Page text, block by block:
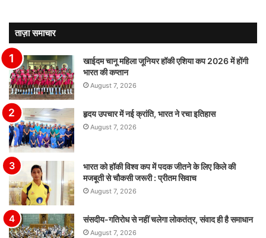
ताज़ा समाचार
खाईदम चानू महिला जूनियर हॉकी एशिया कप 2026 में होंगी
भारत की कप्तान
August 7, 2026
हृदय उपचार में नई क्रांति, भारत ने रचा इतिहास
August 7, 2026
भारत को हॉकी विश्व कप में पदक जीतने के लिए किले की
मजबूती से चौकसी जरूरी : प्रीतम सिवाच
August 7, 2026
संसदीय-गतिरोध से नहीं चलेगा लोकतंत्र, संवाद ही है समाधान
August 7, 2026